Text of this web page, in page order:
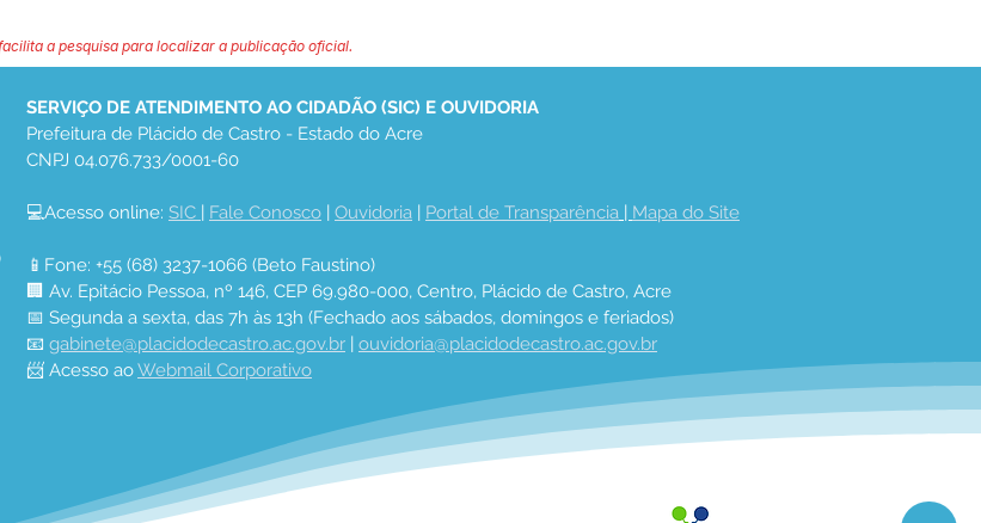
a pesquisa para localizar a publicação oficial.
SERVIÇO DE ATENDIMENTO AO CIDADÃO (SIC) E OUVIDORIA
Prefeitura de Plácido de Castro - Estado do Acre
CNPJ 04.076.733/0001-60
💻Acesso online: SIC | Fale Conosco | Ouvidoria | Portal de Transparência | Mapa do Site
📱Fone: +55 (68) 3237-1066 (Beto Faustino)
🏢 Av. Epitácio Pessoa, nº 146, CEP 69.980-000, Centro, Plácido de Castro, Acre
📅 Segunda a sexta, das 7h às 13h (Fechado aos sábados, domingos e feriados)
📧 gabinete@placidodecastro.ac.gov.br | ouvidoria@placidodecastro.ac.gov.br
📨 Acesso ao Webmail Corporativo